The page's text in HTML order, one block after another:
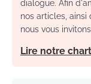
dialogue. Afin
nos articles, ainsi
nous vous
Lire notre